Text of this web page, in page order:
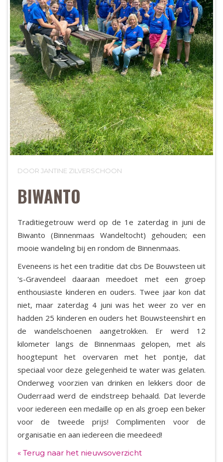
DOOR JANTINE ZILVERSCHOON
BIWANTO
Traditiegetrouw werd op de 1e zaterdag in juni de
Biwanto (Binnenmaas Wandeltocht) gehouden; een
mooie wandeling bij en rondom de Binnenmaas.
Eveneens is het een traditie dat cbs De Bouwsteen uit
's-Gravendeel daaraan meedoet met een groep
enthousiaste kinderen en ouders. Twee jaar kon dat
niet, maar zaterdag 4 juni was het weer zo ver en
hadden 25 kinderen en ouders het Bouwsteenshirt en
de wandelschoenen aangetrokken. Er werd 12
kilometer langs de Binnenmaas gelopen, met als
hoogtepunt het overvaren met het pontje, dat
speciaal voor deze gelegenheid te water was gelaten.
Onderweg voorzien van drinken en lekkers door de
Ouderraad werd de eindstreep behaald. Dat leverde
voor iedereen een medaille op en als groep een beker
voor de tweede prijs! Complimenten voor de
organisatie en aan iedereen die meedeed!
« Terug naar het nieuwsoverzicht